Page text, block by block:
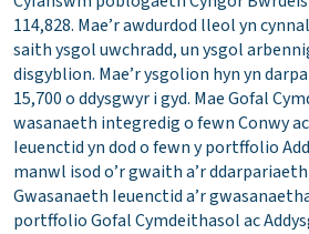
114,828. Mae’r awdurdod lleol yn
saith ysgol uwchradd, un ysgol
disgyblion. Mae’r ysgolion hyn yn
15,700 o ddysgwyr i gyd. Mae Gofal
wasanaeth integredig o fewn Conwy
Ieuenctid yn dod o fewn y portffolio
manwl isod o’r gwaith a’r
Gwasanaeth Ieuenctid a’r
portffolio Gofal Cymdeithasol ac